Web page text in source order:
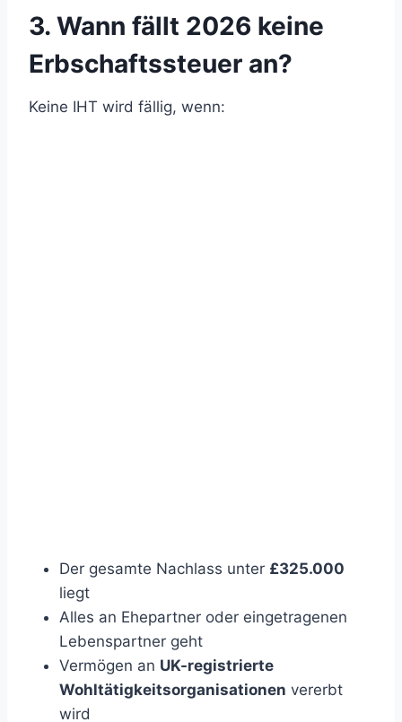
3. Wann fällt 2026 keine
Erbschaftssteuer an?
Keine IHT wird fällig, wenn:
Der gesamte Nachlass unter £325.000
liegt
Alles an Ehepartner oder eingetragenen
Lebenspartner geht
Vermögen an UK-registrierte
Wohltätigkeitsorganisationen vererbt
wird